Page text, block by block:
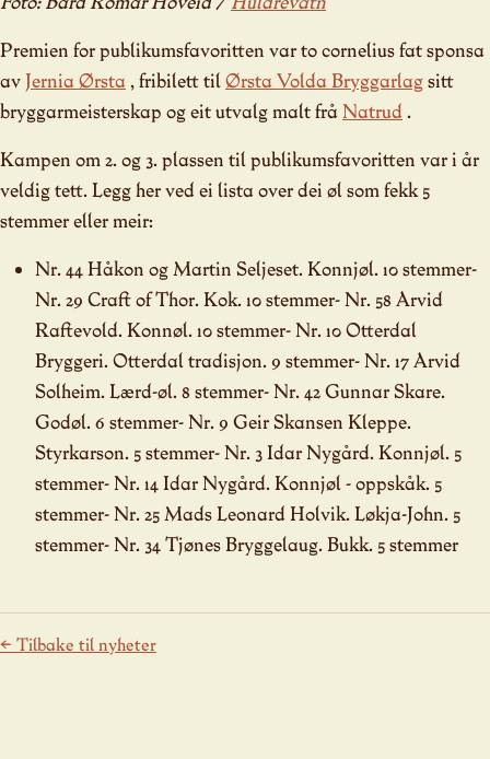
Premien for publikumsfavoritten var to cornelius fat sponsa
avJernia Ørsta, fribilett tilØrsta Volda Bryggarlagsitt
bryggarmeisterskap og eit utvalg malt fråNatrud.
Kampen om 2. og 3. plassen til publikumsfavoritten var i år
veldig tett. Legg her ved ei lista over dei øl som fekk 5
stemmer eller meir:
Nr. 44 Håkon og Martin Seljeset. Konnjøl. 10 stemmer-
Nr. 29 Craft of Thor. Kok. 10 stemmer- Nr. 58 Arvid
Raftevold. Konnøl. 10 stemmer- Nr. 10 Otterdal
Bryggeri. Otterdal tradisjon. 9 stemmer- Nr. 17 Arvid
Solheim. Lærd-øl. 8 stemmer- Nr. 42 Gunnar Skare.
Godøl. 6 stemmer- Nr. 9 Geir Skansen Kleppe.
Styrkarson. 5 stemmer- Nr. 3 Idar Nygård. Konnjøl. 5
stemmer- Nr. 14 Idar Nygård. Konnjøl - oppskåk. 5
stemmer- Nr. 25 Mads Leonard Holvik. Løkja-John. 5
stemmer- Nr. 34 Tjønes Bryggelaug. Bukk. 5 stemmer
← Tilbake til nyheter